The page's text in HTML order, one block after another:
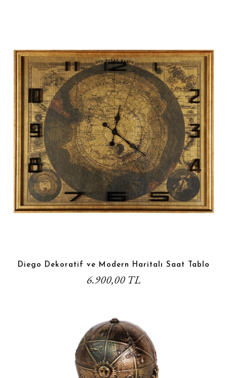
Diego Dekoratif ve Modern Haritalı Saat Tablo
6.900,00 TL